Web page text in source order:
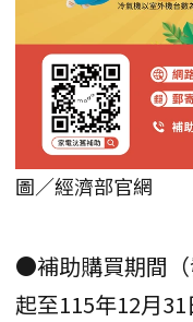
圖／經濟部官網
●補助購買期間（
起至115年12月31